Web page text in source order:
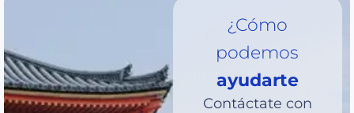
¿Cómo
podemos
ayudarte
Contáctate con